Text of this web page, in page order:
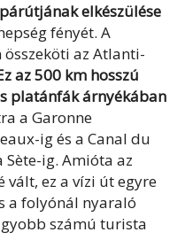
elkészülése
fényét. A
az Atlanti-
az 500 km hosszú
platánfák árnyékában
a Garonne
ig és a Canal du
ig. Amióta az
vált, ez a vízi út egyre
a folyónál nyaraló
számú turista